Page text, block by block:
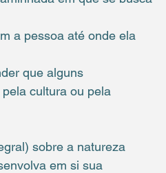
a pessoa até onde ela
que alguns
cultura ou pela
sobre a natureza
em si sua